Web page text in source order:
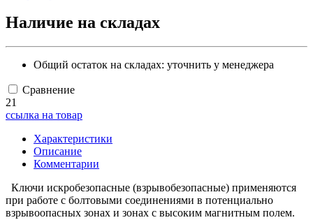
Наличие на складах
Общий остаток на складах: уточнить у менеджера
Сравнение
21
ссылка на товар
Характеристики
Описание
Комментарии
Ключи искробезопасные (взрывобезопасные) применяются
при работе с болтовыми соединениями в потенциально
взрывоопасных зонах и зонах с высоким магнитным полем.